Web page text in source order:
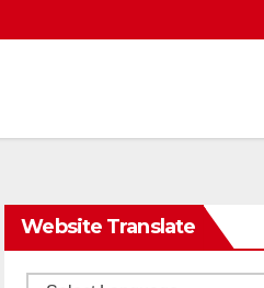
Website Translate